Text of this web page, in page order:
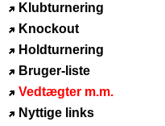
Klubturnering
Knockout
Holdturnering
Bruger-liste
Vedtægter m.m.
Nyttige links